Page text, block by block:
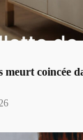
meurt coincée